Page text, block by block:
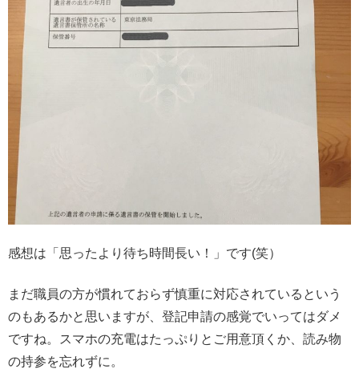
感想は「思ったより待ち時間長い！」です(笑）
まだ職員の方が慣れておらず慎重に対応されているという
のもあるかと思いますが、登記申請の感覚でいってはダメ
ですね。スマホの充電はたっぷりとご用意頂くか、読み物
の持参を忘れずに。